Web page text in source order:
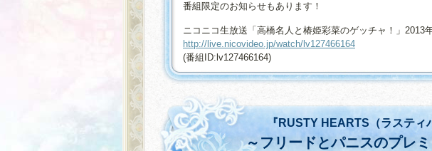
番組限定のお知らせもあります！
ニコニコ生放送「高橋名人と椿姫彩菜のゲッチャ！」2013
http://live.nicovideo.jp/watch/lv127466164
(番組ID:lv127466164)
『RUSTY HEARTS（ラステ
～フリードとパニスのプレ